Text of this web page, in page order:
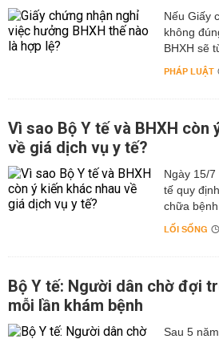
Nếu Giấy
không
BHXH sẽ
PHÁP LUẬT
Vì sao Bộ Y tế và BHXH còn
về giá dịch vụ y tế?
Ngày 15/
tế quy
chữa bệnh
LỐI SỐNG
Bộ Y tế: Người dân chờ đợi
mỗi lần khám bệnh
Sau 5